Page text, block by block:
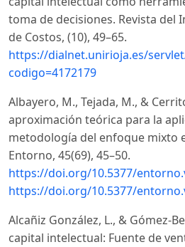
toma de decisiones. Revista
de Costos, (10), 49–65.
https://dialnet.unirioja.es/
codigo=4172179
Albayero, M., Tejada, M., &
aproximación teórica para la
metodología del enfoque mixto
Entorno, 45(69), 45–50.
https://doi.org/10.5377/
https://doi.org/10.5377/
Alcañiz González, L., & Gómez-
capital intelectual: Fuente de